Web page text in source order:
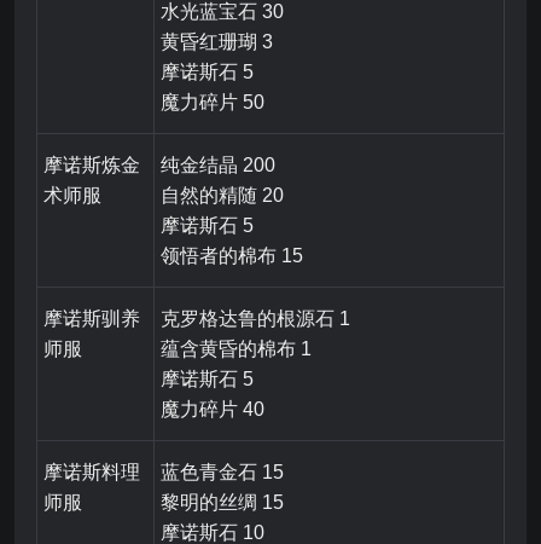
水光蓝宝石 30
黄昏红珊瑚 3
摩诺斯石 5
魔力碎片 50
摩诺斯炼金
术师服
纯金结晶 200
自然的精随 20
摩诺斯石 5
领悟者的棉布 15
摩诺斯驯养
师服
克罗格达鲁的根源石 1
蕴含黄昏的棉布 1
摩诺斯石 5
魔力碎片 40
摩诺斯料理
师服
蓝色青金石 15
黎明的丝绸 15
摩诺斯石 10